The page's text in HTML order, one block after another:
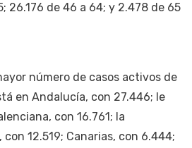
26.176 de 46 a 64; y 2.478 de 65
número de casos activos de
en Andalucía, con 27.446; le
con 16.761; la
12.519; Canarias, con 6.444;